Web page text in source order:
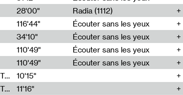
28'00"
Radia (1112)
116'44"
Écouter sans les yeux
34'10"
Écouter sans les yeux
110'49"
Écouter sans les yeux
110'49"
Écouter sans les yeux
Théo Robine-Langlois,Emilien Chesnot,Mia Trabalon
10'15"
Théo Robine-Langlois,Emilien Chesnot,Mia Trabalon
11'16"